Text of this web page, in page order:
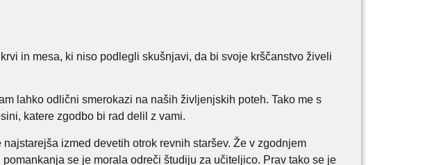
in mesa, ki niso podlegli skušnjavi, da bi svoje krščanstvo živeli
lahko odlični smerokazi na naših življenjskih poteh. Tako me s
katere zgodbo bi rad delil z vami.
izmed devetih otrok revnih staršev. Že v zgodnjem
se je morala odreči študiju za učiteljico. Prav tako se je